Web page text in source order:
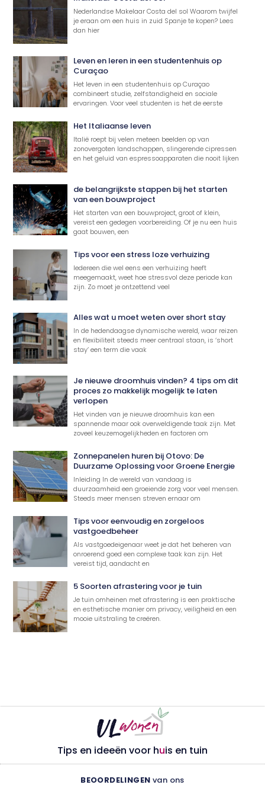
Nederlandse Makelaar Costa del sol Waarom twijfel
je eraan om een huis in zuid Spanje te kopen? Lees
dan hier
Leven en leren in een studentenhuis op
Curaçao
Het leven in een studentenhuis op Curaçao
combineert studie, zelfstandigheid en sociale
ervaringen. Voor veel studenten is het de eerste
Het Italiaanse leven
Italië roept bij velen meteen beelden op van
zonovergoten landschappen, slingerende cipressen
en het geluid van espressoapparaten die nooit lijken
de belangrijkste stappen bij het starten
van een bouwproject
Het starten van een bouwproject, groot of klein,
vereist een gedegen voorbereiding. Of je nu een huis
gaat bouwen, een
Tips voor een stress loze verhuizing
Iedereen die wel eens een verhuizing heeft
meegemaakt, weet hoe stressvol deze periode kan
zijn. Zo moet je ontzettend veel
Alles wat u moet weten over short stay
In de hedendaagse dynamische wereld, waar reizen
en flexibiliteit steeds meer centraal staan, is ‘short
stay’ een term die vaak
Je nieuwe droomhuis vinden? 4 tips om dit
proces zo makkelijk mogelijk te laten
verlopen
Het vinden van je nieuwe droomhuis kan een
spannende maar ook overweldigende taak zijn. Met
zoveel keuzemogelijkheden en factoren om
Zonnepanelen huren bij Otovo: De
Duurzame Oplossing voor Groene Energie
Inleiding In de wereld van vandaag is
duurzaamheid een groeiende zorg voor veel mensen.
Steeds meer mensen streven ernaar om
Tips voor eenvoudig en zorgeloos
vastgoedbeheer
Als vastgoedeigenaar weet je dat het beheren van
onroerend goed een complexe taak kan zijn. Het
vereist tijd, aandacht en
5 Soorten afrastering voor je tuin
Je tuin omheinen met afrastering is een praktische
en esthetische manier om privacy, veiligheid en een
mooie uitstraling te creëren.
Tips en ideeën voor huis en tuin
BEOORDELINGEN van ons